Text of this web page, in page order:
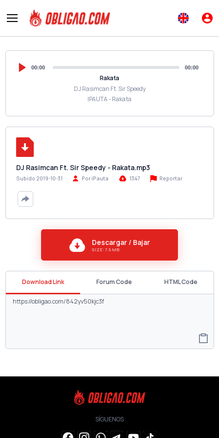
00:00 00:00
Rakata
DJ Rasimcan Ft. Sir Speedy
IPAUTA - Rakata
DJ Rasimcan Ft. Sir Speedy - Rakata.mp3
Subido 2019-10-31 Por iPauta 1347 Reportar
Descargar / Bajar
SIZE: 7.5 MB
Download Link Forum Code HTML Code
SÍGUENOS